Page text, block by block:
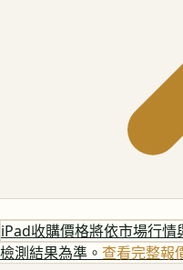
iPad收購價格將依市場行
檢測結果為準。 查看完整報